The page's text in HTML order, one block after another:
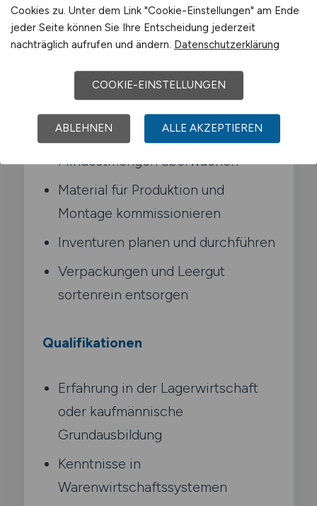
Typische Aufgaben in Wilnsdorf
Wareneingänge prüfen und im
Lagerbestände ordnen und
Mindestmengen überwachen
Material für Produktion und
Montage kommissionieren
Inventuren planen und durchführen
Verpackungen und Leergut
sortenrein entsorgen
Qualifikationen
Erfahrung in der Lagerwirtschaft
oder kaufmännische
Grundausbildung
Kenntnisse in
Warenwirtschaftssystemen
Cookies zu. Unter dem Link "Cookie-Einstellungen" am Ende
jeder Seite können Sie Ihre Entscheidung jederzeit
nachträglich aufrufen und ändern. Datenschutzerklärung
COOKIE-EINSTELLUNGEN
ABLEHNEN ALLE AKZEPTIEREN